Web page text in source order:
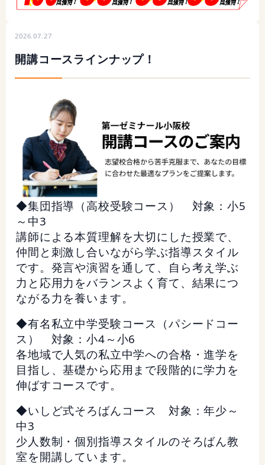
2026.07.27
開講コースラインナップ！
◆集団指導（高校受験コース） 対象：小5
～中3
講師による本質理解を大切にした授業で、
仲間と刺激し合いながら学ぶ指導スタイル
です。発言や演習を通して、自ら考え学ぶ
力と応用力をバランスよく育て、結果につ
ながる力を養います。
◆有名私立中学受験コース（パシードコー
ス） 対象：小4～小6
各地域で人気の私立中学への合格・進学を
目指し、基礎から応用まで段階的に学力を
伸ばすコースです。
◆いしど式そろばんコース 対象：年少～
中3
少人数制・個別指導スタイルのそろばん教
室を開講しています。